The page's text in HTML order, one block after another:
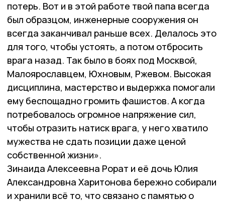
потерь. Вот и в этой работе твой папа всегда
был образцом, инженерные сооружения он
всегда заканчивал раньше всех. Делалось это
для того, чтобы устоять, а потом отбросить
врага назад. Так было в боях под Москвой,
Малоярославцем, Юхновым, Ржевом. Высокая
дисциплина, мастерство и выдержка помогали
ему беспощадно громить фашистов. А когда
потребовалось огромное напряжение сил,
чтобы отразить натиск врага, у него хватило
мужества не сдать позиции даже ценой
собственной жизни».
Зинаида Алексеевна Рорат и её дочь Юлия
Александровна Харитонова бережно собирали
и хранили всё то, что связано с памятью о